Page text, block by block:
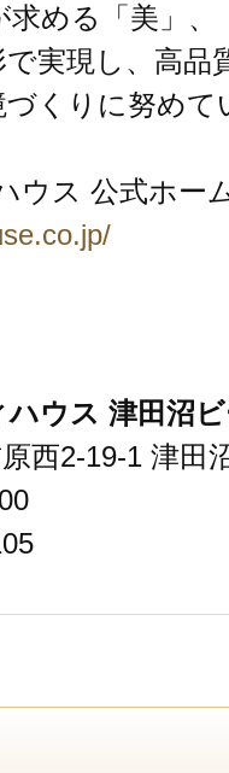
める「美」、
実現し、高品
くりに努めて
ウス 公式ホー
ウス 津田沼
西2-19-1 津田